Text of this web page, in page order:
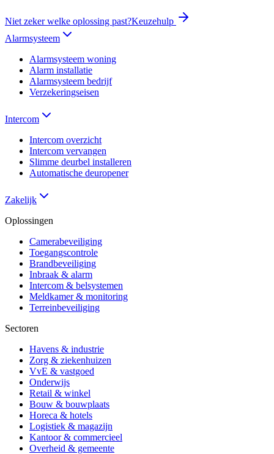
Niet zeker welke oplossing past?Keuzehulp
Alarmsysteem
Alarmsysteem woning
Alarm installatie
Alarmsysteem bedrijf
Verzekeringseisen
Intercom
Intercom overzicht
Intercom vervangen
Slimme deurbel installeren
Automatische deuropener
Zakelijk
Oplossingen
Camerabeveiliging
Toegangscontrole
Brandbeveiliging
Inbraak & alarm
Intercom & belsystemen
Meldkamer & monitoring
Terreinbeveiliging
Sectoren
Havens & industrie
Zorg & ziekenhuizen
VvE & vastgoed
Onderwijs
Retail & winkel
Bouw & bouwplaats
Horeca & hotels
Logistiek & magazijn
Kantoor & commercieel
Overheid & gemeente